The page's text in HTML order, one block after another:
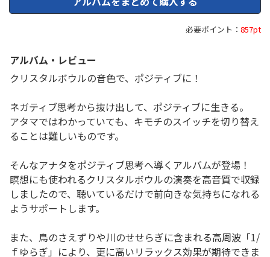
必要ポイント： 857pt
アルバム・レビュー
クリスタルボウルの音色で、ポジティブに！
ネガティブ思考から抜け出して、ポジティブに生きる。
アタマではわかっていても、キモチのスイッチを切り替え
ることは難しいものです。
そんなアナタをポジティブ思考へ導くアルバムが登場！
瞑想にも使われるクリスタルボウルの演奏を高音質で収録
しましたので、聴いているだけで前向きな気持ちになれる
ようサポートします。
また、鳥のさえずりや川のせせらぎに含まれる高周波「1/
ｆゆらぎ」により、更に高いリラックス効果が期待できま